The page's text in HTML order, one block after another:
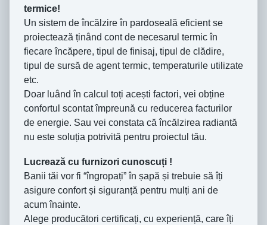
termice!
Un sistem de încălzire în pardoseală eficient se
proiectează ținând cont de necesarul termic în
fiecare încăpere, tipul de finisaj, tipul de clădire,
tipul de sursă de agent termic, temperaturile utilizate
etc.
Doar luând în calcul toți acești factori, vei obține
confortul scontat împreună cu reducerea facturilor
de energie. Sau vei constata că încălzirea radiantă
nu este soluția potrivită pentru proiectul tău.
Lucrează cu furnizori cunoscuți !
Banii tăi vor fi “îngropați” în șapă și trebuie să îți
asigure confort și siguranță pentru mulți ani de
acum înainte.
Alege producători certificați, cu experiență, care îți